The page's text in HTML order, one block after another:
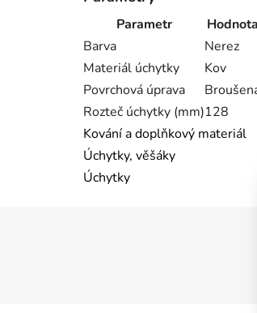
Parametr
Hodnota
Barva
Nerez
Materiál úchytky
Kov
Povrchová úprava
Rozteč úchytky (mm)128
Kování a doplňkový materiál
Úchytky, věšáky
Úchytky